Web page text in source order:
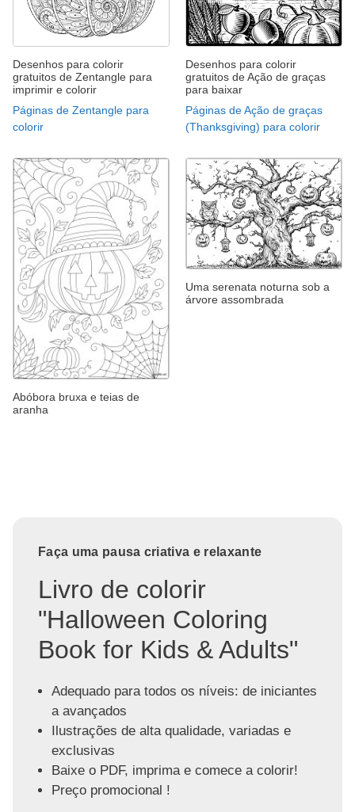
Desenhos para colorir
gratuitos de Zentangle para
imprimir e colorir
Páginas de Zentangle para
colorir
Desenhos para colorir
gratuitos de Ação de graças
para baixar
Páginas de Ação de graças
(Thanksgiving) para colorir
Abóbora bruxa e teias de
aranha
Uma serenata noturna sob a
árvore assombrada
Faça uma pausa criativa e relaxante
Livro de colorir
"Halloween Coloring
Book for Kids & Adults"
Adequado para todos os níveis: de iniciantes
a avançados
Ilustrações de alta qualidade, variadas e
exclusivas
Baixe o PDF, imprima e comece a colorir!
Preço promocional !